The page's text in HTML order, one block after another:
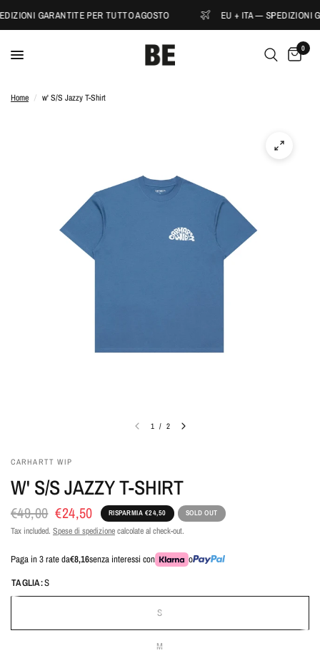
GARANTITE PER TUTTO AGOSTO EU + ITA — SPEDIZIONI
0
Home / w' S/S Jazzy T-Shirt
1 / 2
CARHARTT WIP
W' S/S JAZZY T-SHIRT
€49,00 €24,50 RISPARMIA €24,50 SOLD OUT
Tax included. Spese di spedizionecalcolate al check-out.
Paga in 3 rate da€8,16senza interessi con
o
TAGLIA:S
S
M